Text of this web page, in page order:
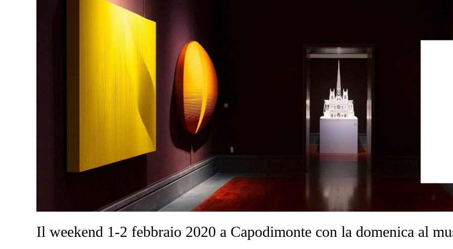
Il weekend 1-2 febbraio 2020 a Capodimonte con la domenica al